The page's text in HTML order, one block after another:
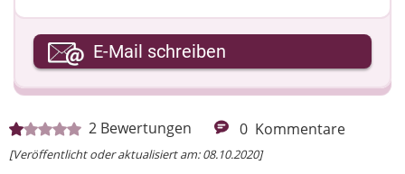
2 Bewertungen 0 Kommentare
[Veröffentlicht oder aktualisiert am: 08.10.2020]
Ihre E-Mail-Adresse
Ihre Nachricht
E-Mail schreiben